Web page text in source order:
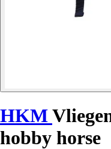
HKM
hobby horse